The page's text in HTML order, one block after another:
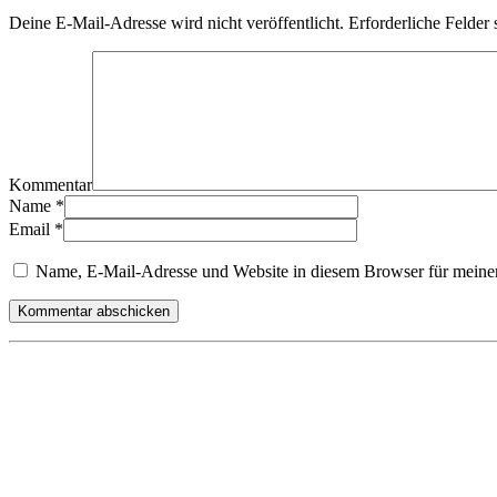
Deine E-Mail-Adresse wird nicht veröffentlicht. Erforderliche Felder
Kommentar
Name *
Email *
Name, E-Mail-Adresse und Website in diesem Browser für